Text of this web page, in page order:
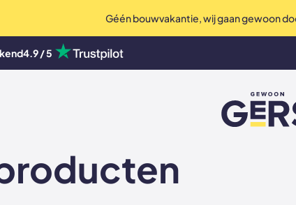
Géén bouwvakantie, wij gaan gewoon
wanden en akoestische panelen